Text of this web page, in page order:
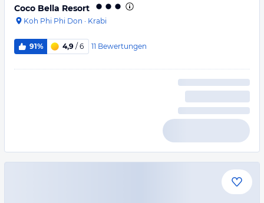
Coco Bella Resort
Koh Phi Phi Don · Krabi
91% 4,9 / 6 11 Bewertungen